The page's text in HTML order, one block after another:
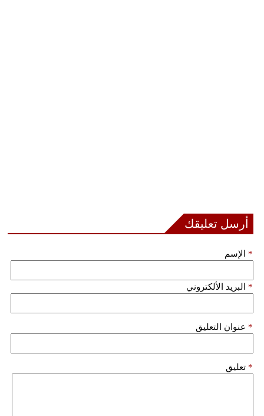
أرسل تعليقك
الإسم *
البريد الألكتروني *
عنوان التعليق *
تعليق *